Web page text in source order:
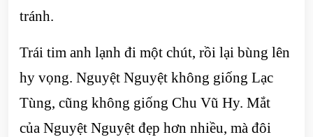
tránh.
Trái tim anh lạnh đi một chút, rồi lại bùng lên
hy vọng. Nguyệt Nguyệt không giống Lạc
Tùng, cũng không giống Chu Vũ Hy. Mắt
của Nguyệt Nguyệt đẹp hơn nhiều, mà đôi